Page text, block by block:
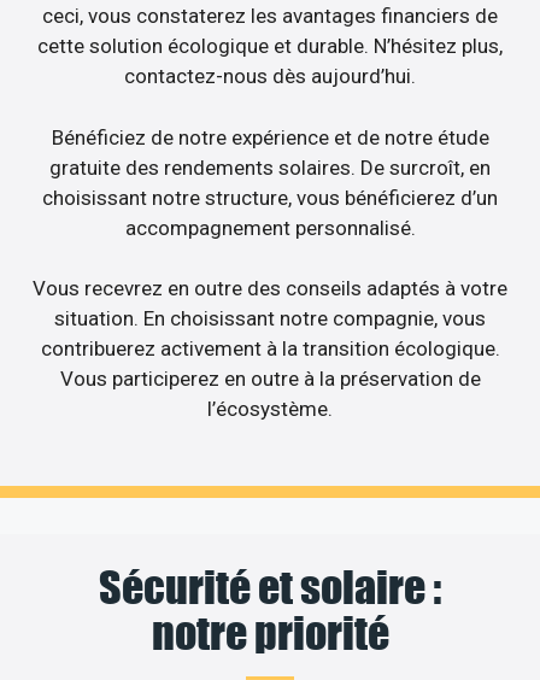
ceci, vous constaterez les avantages financiers de
cette solution écologique et durable. N’hésitez plus,
contactez-nous dès aujourd’hui.
Bénéficiez de notre expérience et de notre étude
gratuite des rendements solaires. De surcroît, en
choisissant notre structure, vous bénéficierez d’un
accompagnement personnalisé.
Vous recevrez en outre des conseils adaptés à votre
situation. En choisissant notre compagnie, vous
contribuerez activement à la transition écologique.
Vous participerez en outre à la préservation de
l’écosystème.
Sécurité et solaire :
notre priorité